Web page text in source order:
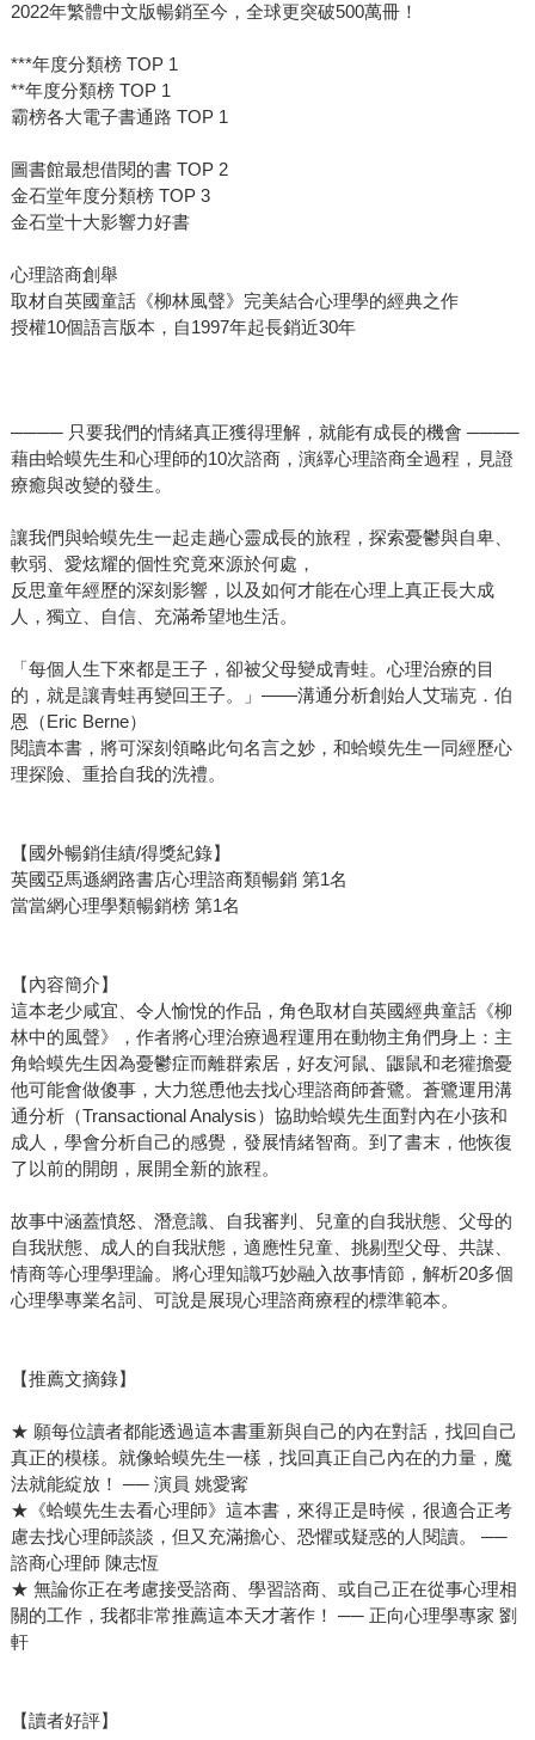
2022年繁體中文版暢銷至今，全球更突破500萬冊！
***年度分類榜 TOP 1
**年度分類榜 TOP 1
霸榜各大電子書通路 TOP 1
圖書館最想借閱的書 TOP 2
金石堂年度分類榜 TOP 3
金石堂十大影響力好書
心理諮商創舉
取材自英國童話《柳林風聲》完美結合心理學的經典之作
授權10個語言版本，自1997年起長銷近30年
──── 只要我們的情緒真正獲得理解，就能有成長的機會 ────
藉由蛤蟆先生和心理師的10次諮商，演繹心理諮商全過程，見證
療癒與改變的發生。
讓我們與蛤蟆先生一起走趟心靈成長的旅程，探索憂鬱與自卑、
軟弱、愛炫耀的個性究竟來源於何處，
反思童年經歷的深刻影響，以及如何才能在心理上真正長大成
人，獨立、自信、充滿希望地生活。
「每個人生下來都是王子，卻被父母變成青蛙。心理治療的目
的，就是讓青蛙再變回王子。」——溝通分析創始人艾瑞克．伯
恩（Eric Berne）
閱讀本書，將可深刻領略此句名言之妙，和蛤蟆先生一同經歷心
理探險、重拾自我的洗禮。
【國外暢銷佳績/得獎紀錄】
英國亞馬遜網路書店心理諮商類暢銷 第1名
當當網心理學類暢銷榜 第1名
【內容簡介】
這本老少咸宜、令人愉悅的作品，角色取材自英國經典童話《柳
林中的風聲》，作者將心理治療過程運用在動物主角們身上：主
角蛤蟆先生因為憂鬱症而離群索居，好友河鼠、鼴鼠和老獾擔憂
他可能會做傻事，大力慫恿他去找心理諮商師蒼鷺。蒼鷺運用溝
通分析（Transactional Analysis）協助蛤蟆先生面對內在小孩和
成人，學會分析自己的感覺，發展情緒智商。到了書末，他恢復
了以前的開朗，展開全新的旅程。
故事中涵蓋憤怒、潛意識、自我審判、兒童的自我狀態、父母的
自我狀態、成人的自我狀態，適應性兒童、挑剔型父母、共謀、
情商等心理學理論。將心理知識巧妙融入故事情節，解析20多個
心理學專業名詞、可說是展現心理諮商療程的標準範本。
【推薦文摘錄】
★ 願每位讀者都能透過這本書重新與自己的內在對話，找回自己
真正的模樣。就像蛤蟆先生一樣，找回真正自己內在的力量，魔
法就能綻放！ ── 演員 姚愛寗
★《蛤蟆先生去看心理師》這本書，來得正是時候，很適合正考
慮去找心理師談談，但又充滿擔心、恐懼或疑惑的人閱讀。 ──
諮商心理師 陳志恆
★ 無論你正在考慮接受諮商、學習諮商、或自己正在從事心理相
關的工作，我都非常推薦這本天才著作！ ── 正向心理學專家 劉
軒
【讀者好評】